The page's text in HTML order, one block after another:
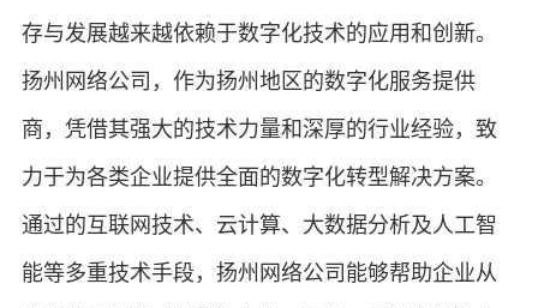
存与发展越来越依赖于数字化技术的应用和创新。
扬州网络公司，作为扬州地区的数字化服务提供
商，凭借其强大的技术力量和深厚的行业经验，致
力于为各类企业提供全面的数字化转型解决方案。
通过的互联网技术、云计算、大数据分析及人工智
能等多重技术手段，扬州网络公司能够帮助企业从